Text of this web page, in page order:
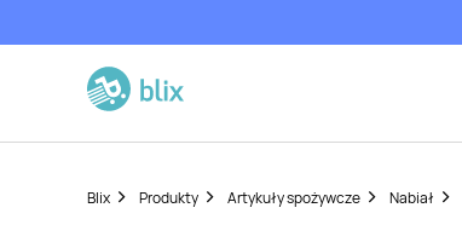
Blix Produkty Artykuły spożywcze Nabiał